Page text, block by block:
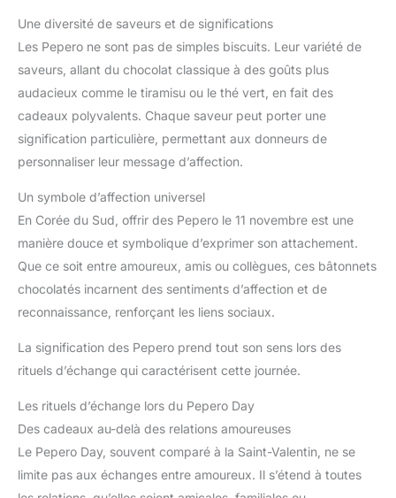
Une diversité de saveurs et de significations
Les Pepero ne sont pas de simples biscuits. Leur variété de
saveurs, allant du chocolat classique à des goûts plus
audacieux comme le tiramisu ou le thé vert, en fait des
cadeaux polyvalents. Chaque saveur peut porter une
signification particulière, permettant aux donneurs de
personnaliser leur message d’affection.
Un symbole d’affection universel
En Corée du Sud, offrir des Pepero le 11 novembre est une
manière douce et symbolique d’exprimer son attachement.
Que ce soit entre amoureux, amis ou collègues, ces bâtonnets
chocolatés incarnent des sentiments d’affection et de
reconnaissance, renforçant les liens sociaux.
La signification des Pepero prend tout son sens lors des
rituels d’échange qui caractérisent cette journée.
Les rituels d’échange lors du Pepero Day
Des cadeaux au-delà des relations amoureuses
Le Pepero Day, souvent comparé à la Saint-Valentin, ne se
limite pas aux échanges entre amoureux. Il s’étend à toutes